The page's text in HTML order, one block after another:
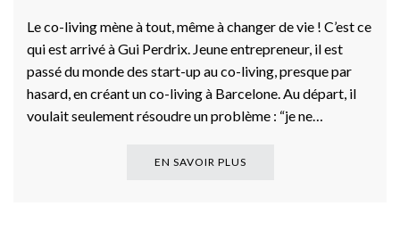
Le co-living mène à tout, même à changer de vie ! C’est ce
qui est arrivé à Gui Perdrix. Jeune entrepreneur, il est
passé du monde des start-up au co-living, presque par
hasard, en créant un co-living à Barcelone. Au départ, il
voulait seulement résoudre un problème : “je ne…
EN SAVOIR PLUS